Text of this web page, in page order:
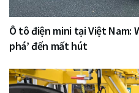
Ô tô điện mini tại Việt Nam:
phá’ đến mất hút